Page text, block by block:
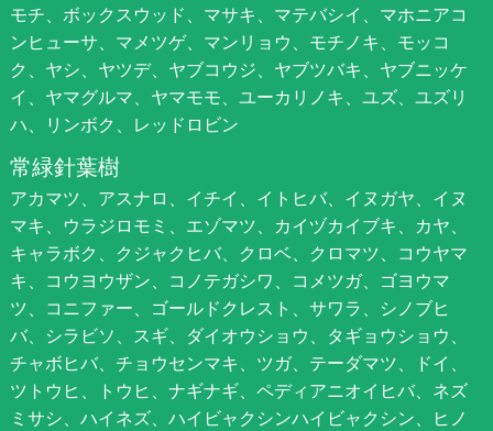
モチ、ボックスウッド、マサキ、マテバシイ、マホニアコ
ンヒューサ、マメツゲ、マンリョウ、モチノキ、モッコ
ク、ヤシ、ヤツデ、ヤブコウジ、ヤブツバキ、ヤブニッケ
イ、ヤマグルマ、ヤマモモ、ユーカリノキ、ユズ、ユズリ
ハ、リンボク、レッドロビン
常緑針葉樹
アカマツ、アスナロ、イチイ、イトヒバ、イヌガヤ、イヌ
マキ、ウラジロモミ、エゾマツ、カイヅカイブキ、カヤ、
キャラボク、クジャクヒバ、クロベ、クロマツ、コウヤマ
キ、コウヨウザン、コノテガシワ、コメツガ、ゴヨウマ
ツ、コニファー、ゴールドクレスト、サワラ、シノブヒ
バ、シラビソ、スギ、ダイオウショウ、タギョウショウ、
チャボヒバ、チョウセンマキ、ツガ、テーダマツ、ドイ、
ツトウヒ、トウヒ、ナギナギ、ペディアニオイヒバ、ネズ
ミサシ、ハイネズ、ハイビャクシンハイビャクシン、ヒノ